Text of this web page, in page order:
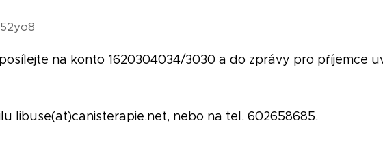
na konto 1620304034/3030 a do zprávy pro příjemce
libuse(at)canisterapie.net, nebo na tel. 602658685.